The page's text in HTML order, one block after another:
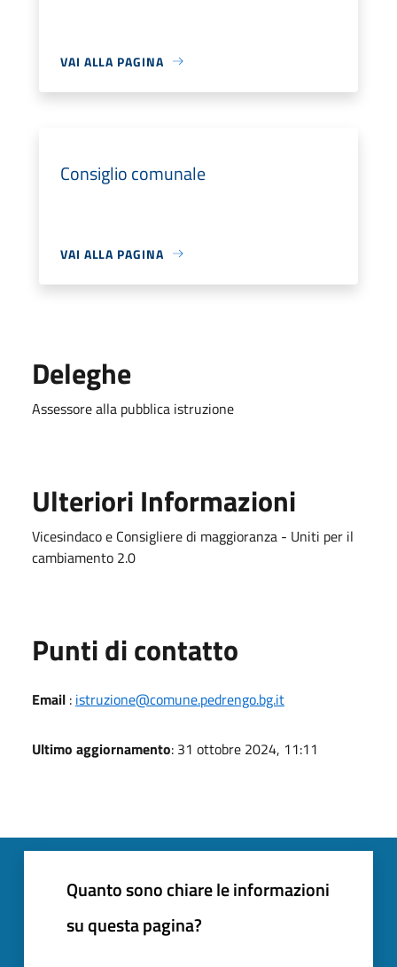
VAI ALLA PAGINA
Consiglio comunale
VAI ALLA PAGINA
Deleghe
Assessore alla pubblica istruzione
Ulteriori Informazioni
Vicesindaco e Consigliere di maggioranza - Uniti per il
cambiamento 2.0
Punti di contatto
Email : istruzione@comune.pedrengo.bg.it
Ultimo aggiornamento: 31 ottobre 2024, 11:11
Quanto sono chiare le informazioni
su questa pagina?